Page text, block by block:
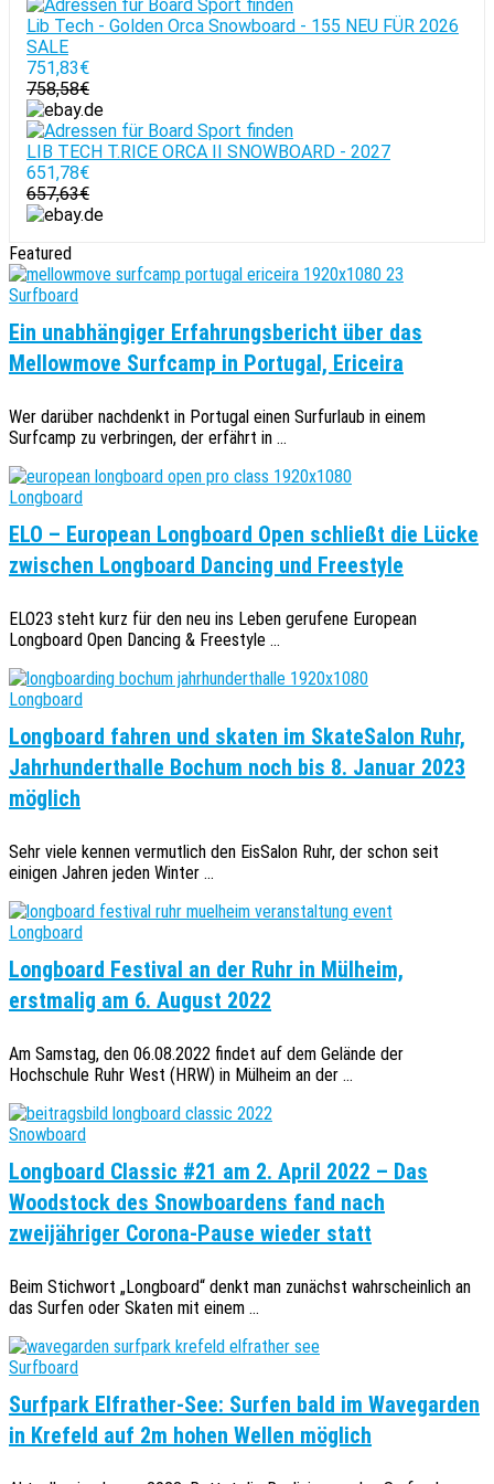
Lib Tech - Golden Orca Snowboard - 155 NEU FÜR 2026
SALE
751,83€
758,58€
LIB TECH T.RICE ORCA II SNOWBOARD - 2027
651,78€
657,63€
Featured
Surfboard
Ein unabhängiger Erfahrungsbericht über das
Mellowmove Surfcamp in Portugal, Ericeira
Wer darüber nachdenkt in Portugal einen Surfurlaub in einem
Surfcamp zu verbringen, der erfährt in ...
Longboard
ELO – European Longboard Open schließt die Lücke
zwischen Longboard Dancing und Freestyle
ELO23 steht kurz für den neu ins Leben gerufene European
Longboard Open Dancing & Freestyle ...
Longboard
Longboard fahren und skaten im SkateSalon Ruhr,
Jahrhunderthalle Bochum noch bis 8. Januar 2023
möglich
Sehr viele kennen vermutlich den EisSalon Ruhr, der schon seit
einigen Jahren jeden Winter ...
Longboard
Longboard Festival an der Ruhr in Mülheim,
erstmalig am 6. August 2022
Am Samstag, den 06.08.2022 findet auf dem Gelände der
Hochschule Ruhr West (HRW) in Mülheim an der ...
Snowboard
Longboard Classic #21 am 2. April 2022 – Das
Woodstock des Snowboardens fand nach
zweijähriger Corona-Pause wieder statt
Beim Stichwort „Longboard“ denkt man zunächst wahrscheinlich an
das Surfen oder Skaten mit einem ...
Surfboard
Surfpark Elfrather-See: Surfen bald im Wavegarden
in Krefeld auf 2m hohen Wellen möglich